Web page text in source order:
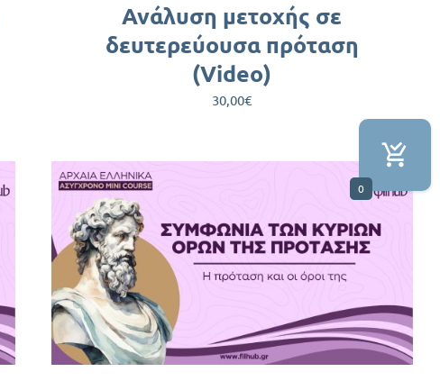
Ανάλυση μετοχής σε
δευτερεύουσα πρόταση
(Video)
30,00€
0